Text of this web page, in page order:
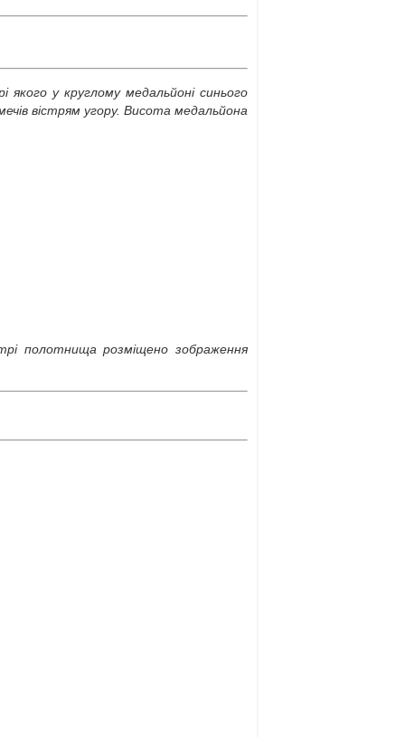
якого у круглому медальйоні синього
вістрям угору. Висота медальйона
полотнища розміщено зображення